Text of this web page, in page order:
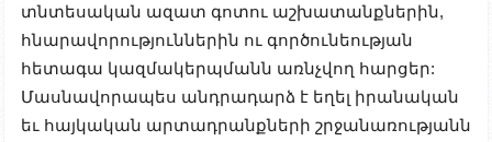
տնտեսական ազատ գոտու աշխատանքներին,
հնարավորություններին ու գործունեության
հետագա կազմակերպմանն առնչվող հարցեր:
Մասնավորապես անդրադարձ է եղել իրանական
եւ հայկական արտադրանքների շրջանառությանն